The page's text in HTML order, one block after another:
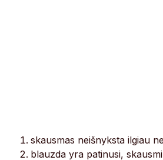
skausmas neišnyksta ilgiau
blauzda yra patinusi,